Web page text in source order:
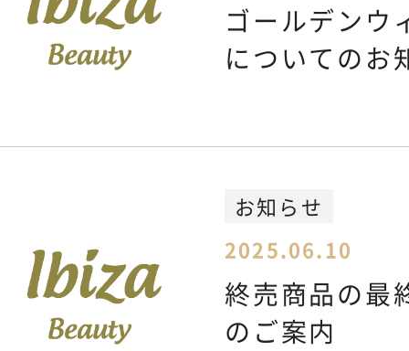
ゴールデンウ
についてのお
お知らせ
2025.06.10
終売商品の最
のご案内